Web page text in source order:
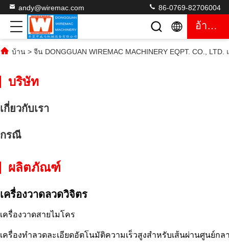
andy@wiremac.com 86-0769-82706004
อ้างอิง
บ้าน > จีน DONGGUAN WIREMAC MACHINERY EQPT. CO., LTD.
บริษัท
เกี่ยวกับเรา
กรณี
ผลิตภัณฑ์
เครื่องวาดลวดวิจิตร
เครื่องวาดสายไมโคร
เครื่องทำลวดละเอียดอัตโนมัติความเร็วสูงสำหรับเส้นผ่านศูนย์กล